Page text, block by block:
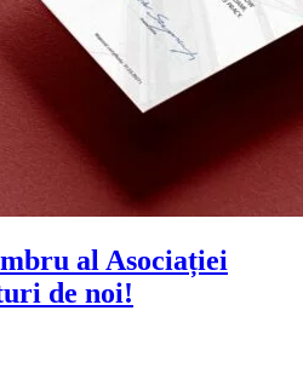
al Asociației
de noi!